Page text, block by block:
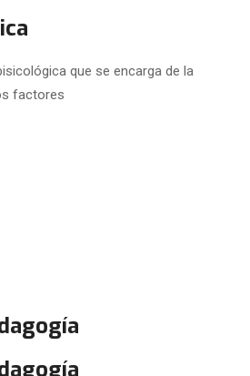
que se encarga de la
factores